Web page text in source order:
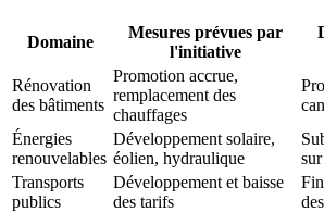
Domaine
Mesures prévues par
l'initiative
Rénovation
des bâtiments
Promotion accrue,
remplacement des
chauffages
Énergies
renouvelables
Développement solaire,
éolien, hydraulique
Transports
publics
Développement et baisse
des tarifs